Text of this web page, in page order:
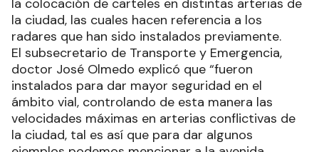
la ciudad, las cuales hacen referencia a los
radares que han sido instalados previamente.
El subsecretario de Transporte y Emergencia,
doctor José Olmedo explicó que “fueron
instalados para dar mayor seguridad en el
ámbito vial, controlando de esta manera las
velocidades máximas en arterias conflictivas de
la ciudad, tal es así que para dar algunos